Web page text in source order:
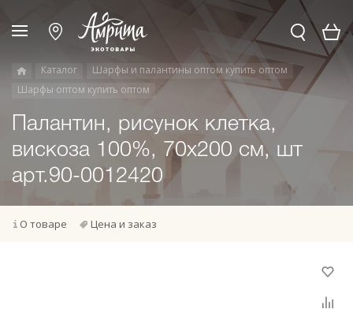
Каталог
Шарфы и палантины оптом купить оптом
Шарфы оптом купить оптом
Палантин, рисунок клетка,
вискоза 100%, 70х200 см, шт
арт.90-0012420
О товаре Цена и заказ